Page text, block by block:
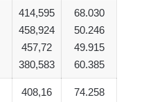
414,595
458,924
457,72
380,583
68.030
50.246
49.915
60.385
408,16
74.258